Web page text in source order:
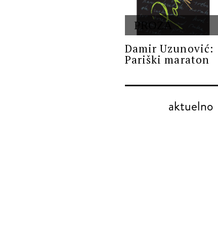
PROZA
Damir Uzunović:
Pariški maraton
aktuelno